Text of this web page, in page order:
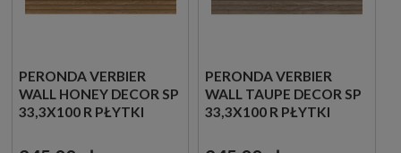
PERONDA VERBIER
WALL HONEY DECOR SP
33,3X100 R PŁYTKI
PERONDA VERBIER
WALL TAUPE DECOR SP
33,3X100 R PŁYTKI